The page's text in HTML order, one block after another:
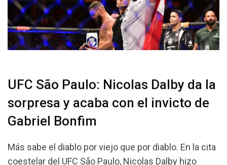
UFC São Paulo: Nicolas Dalby da la
sorpresa y acaba con el invicto de
Gabriel Bonfim
Más sabe el diablo por viejo que por diablo. En la cita
coestelar del UFC São Paulo, Nicolas Dalby hizo